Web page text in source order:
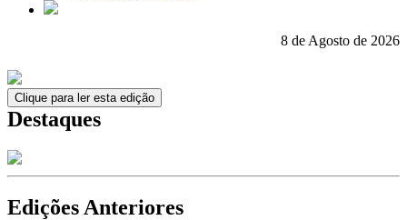
8 de Agosto de 2026
Clique para ler esta edição
Destaques
Edições Anteriores